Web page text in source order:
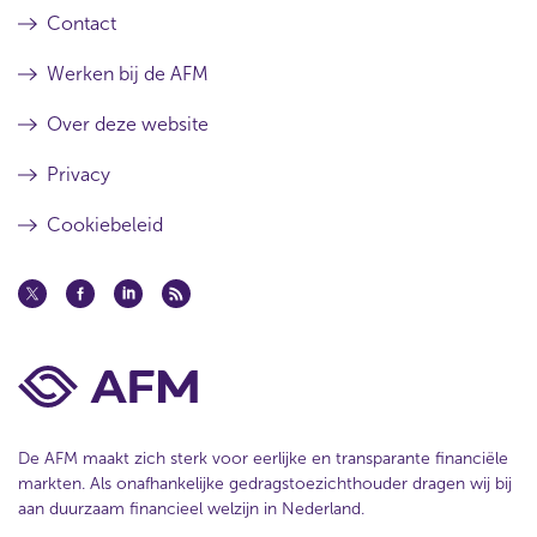
Contact
Werken bij de AFM
Over deze website
Privacy
Cookiebeleid
De AFM maakt zich sterk voor eerlijke en transparante financiële
markten. Als onafhankelijke gedragstoezichthouder dragen wij bij
aan duurzaam financieel welzijn in Nederland.